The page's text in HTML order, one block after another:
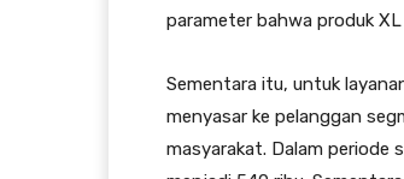
parameter bahwa produk
Sementara itu, untuk
menyasar ke pelanggan
masyarakat. Dalam periode